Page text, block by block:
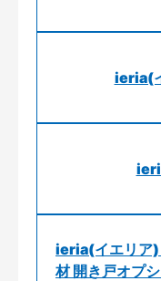
ieria(
ieria(イエリア)
材 開き戸オプ